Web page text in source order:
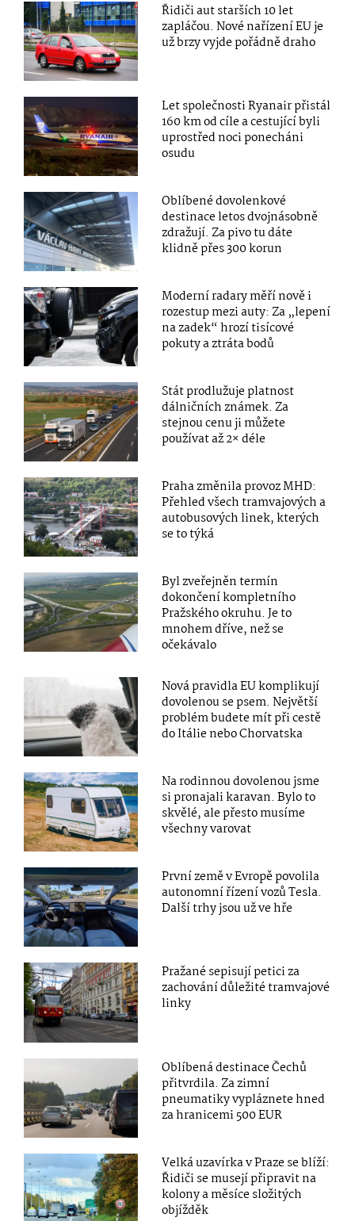
Řidiči aut starších 10 let
zapláčou. Nové nařízení EU je
už brzy vyjde pořádně draho
Let společnosti Ryanair přistál
160 km od cíle a cestující byli
uprostřed noci ponecháni
osudu
Oblíbené dovolenkové
destinace letos dvojnásobně
zdražují. Za pivo tu dáte
klidně přes 300 korun
Moderní radary měří nově i
rozestup mezi auty: Za „lepení
na zadek“ hrozí tisícové
pokuty a ztráta bodů
Stát prodlužuje platnost
dálničních známek. Za
stejnou cenu ji můžete
používat až 2× déle
Praha změnila provoz MHD:
Přehled všech tramvajových a
autobusových linek, kterých
se to týká
Byl zveřejněn termín
dokončení kompletního
Pražského okruhu. Je to
mnohem dříve, než se
očekávalo
Nová pravidla EU komplikují
dovolenou se psem. Největší
problém budete mít při cestě
do Itálie nebo Chorvatska
Na rodinnou dovolenou jsme
si pronajali karavan. Bylo to
skvělé, ale přesto musíme
všechny varovat
První země v Evropě povolila
autonomní řízení vozů Tesla.
Další trhy jsou už ve hře
Pražané sepisují petici za
zachování důležité tramvajové
linky
Oblíbená destinace Čechů
přitvrdila. Za zimní
pneumatiky vypláznete hned
za hranicemi 500 EUR
Velká uzavírka v Praze se blíží:
Řidiči se musejí připravit na
kolony a měsíce složitých
objížděk